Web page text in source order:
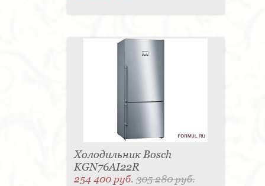
Холодильник Bosch
KGN76AI22R
254 400 руб.305 280 руб.